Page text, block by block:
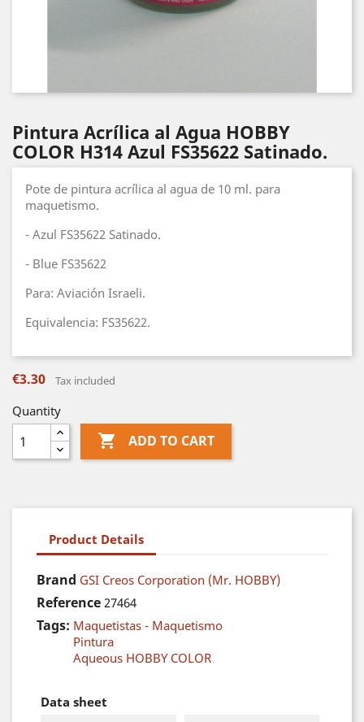
Pintura Acrílica al Agua HOBBY
COLOR H314 Azul FS35622 Satinado.
Pote de pintura acrílica al agua de 10 ml. para
maquetismo.
- Azul FS35622 Satinado.
- Blue FS35622
Para: Aviación Israeli.
Equivalencia: FS35622.
€3.30 Tax included
Quantity
 ADD TO CART
Product Details
Brand GSI Creos Corporation (Mr. HOBBY)
Reference 27464
Tags: Maquetistas - Maquetismo
Pintura
Aqueous HOBBY COLOR
Data sheet